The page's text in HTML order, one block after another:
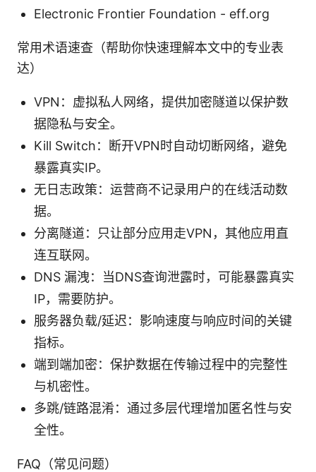
Electronic Frontier Foundation - eff.org
常用术语速查（帮助你快速理解本文中的专业表
达）
VPN：虚拟私人网络，提供加密隧道以保护数
据隐私与安全。
Kill Switch：断开VPN时自动切断网络，避免
暴露真实IP。
无日志政策：运营商不记录用户的在线活动数
据。
分离隧道：只让部分应用走VPN，其他应用直
连互联网。
DNS 漏洩：当DNS查询泄露时，可能暴露真实
IP，需要防护。
服务器负载/延迟：影响速度与响应时间的关键
指标。
端到端加密：保护数据在传输过程中的完整性
与机密性。
多跳/链路混淆：通过多层代理增加匿名性与安
全性。
FAQ（常见问题）